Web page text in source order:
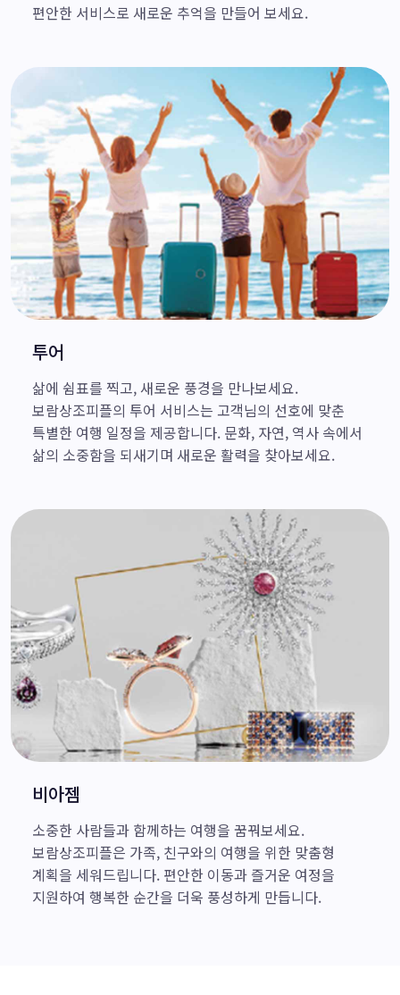
편안한 서비스로 새로운 추억을 만들어 보세요.
투어
삶에 쉼표를 찍고, 새로운 풍경을 만나보세요.
보람상조피플의 투어 서비스는 고객님의 선호에 맞춘
특별한 여행 일정을 제공합니다. 문화, 자연, 역사 속에서
삶의 소중함을 되새기며 새로운 활력을 찾아보세요.
비아젬
소중한 사람들과 함께하는 여행을 꿈꿔보세요.
보람상조피플은 가족, 친구와의 여행을 위한 맞춤형
계획을 세워드립니다. 편안한 이동과 즐거운 여정을
지원하여 행복한 순간을 더욱 풍성하게 만듭니다.